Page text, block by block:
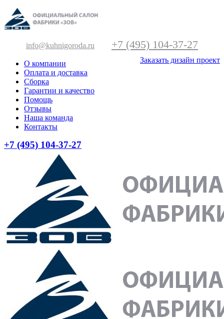
info@kuhnigoroda.ru +7 (495) 104-37-27
Заказать дизайн проект
О компании
Оплата и доставка
Сборка
Гарантии и качество
Помощь
Отзывы
Наша команда
Контакты
+7 (495) 104-37-27